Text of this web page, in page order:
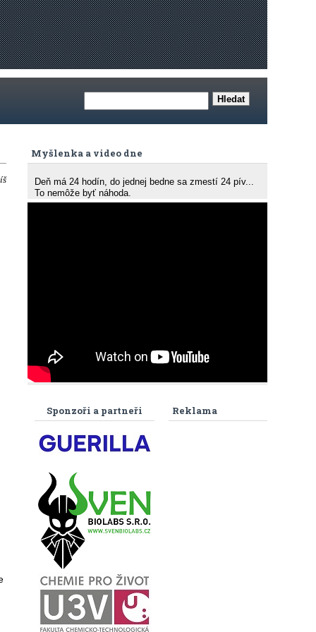
Myšlenka a video dne
Deň má 24 hodín, do jednej bedne sa zmestí 24 pív...
To nemôže byť náhoda.
Reklama
Sponzoři a partneři